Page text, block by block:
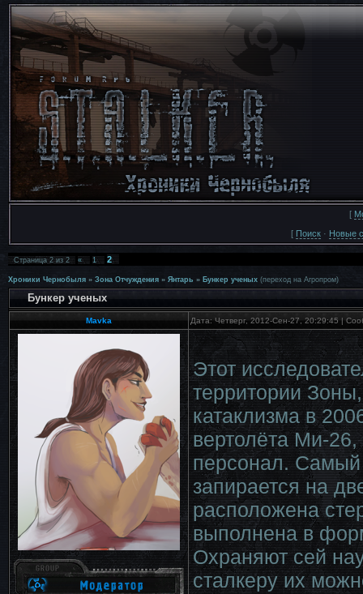
[
[ Поиск · Новые
Страница2из2 « 1 2
Хроники Чернобыля » Зона Отчуждения » Янтарь » Бункер ученых (переход на Агропром)
Бункер ученых
Mavka Дата: Четверг, 2012-Сен-27, 20:29:45 |
Этот
территории
катаклизма в
вертолёта Ми-
персонал. Самый
запирается на
расположена
выполнена в
Охраняют сей
сталкеру их